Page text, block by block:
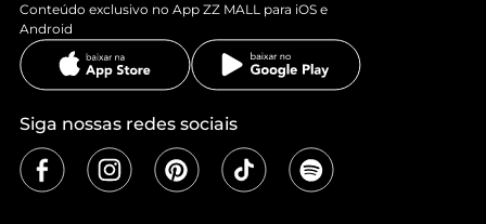
Conteúdo exclusivo no App ZZ MALL para iOS e
Android
Siga nossas redes sociais